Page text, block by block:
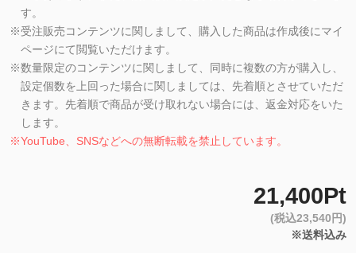
す。
※受注販売コンテンツに関しまして、購入した商品は作成後にマイ
ページにて閲覧いただけます。
※数量限定のコンテンツに関しまして、同時に複数の方が購入し、
設定個数を上回った場合に関しましては、先着順とさせていただ
きます。先着順で商品が受け取れない場合には、返金対応をいた
します。
※YouTube、SNSなどへの無断転載を禁止しています。
21,400Pt
(税込23,540円)
※送料込み